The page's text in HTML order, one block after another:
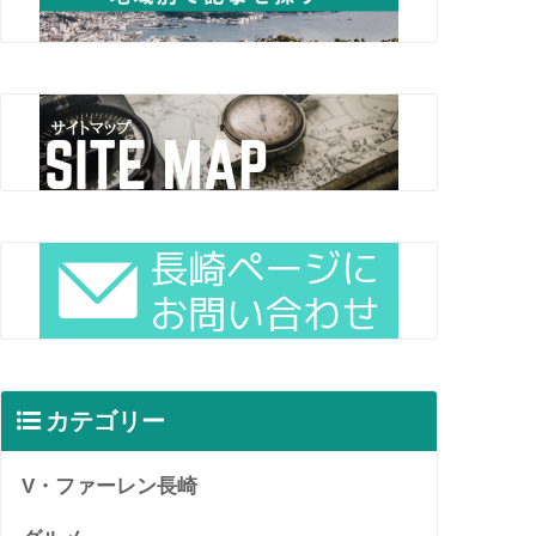
カテゴリー
V・ファーレン長崎